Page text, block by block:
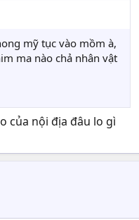
mỹ tục vào mồm à,
ma nào chả nhân vật
của nội địa đâu lo gì